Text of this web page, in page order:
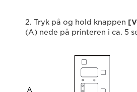
2. Tryk på og hold knappen
(A) nede på printeren i ca. 5